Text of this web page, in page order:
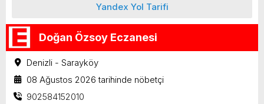
Yandex Yol Tarifi
Doğan Özsoy Eczanesi
Denizli - Sarayköy
08 Ağustos 2026 tarihinde nöbetçi
902584152010